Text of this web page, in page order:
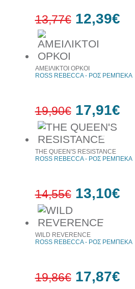
13,77€ 12,39€
10%
έκπτωση
ΑΜΕΙΛΙΚΤΟΙ ΟΡΚΟΙ
ROSS REBECCA - ΡΟΣ ΡΕΜΠΕΚΑ
19,90€ 17,91€
10%
THE QUEEN'S RESISTANCE
ROSS REBECCA - ΡΟΣ ΡΕΜΠΕΚΑ
14,55€ 13,10€
WILD REVERENCE
ROSS REBECCA - ΡΟΣ ΡΕΜΠΕΚΑ
19,86€ 17,87€